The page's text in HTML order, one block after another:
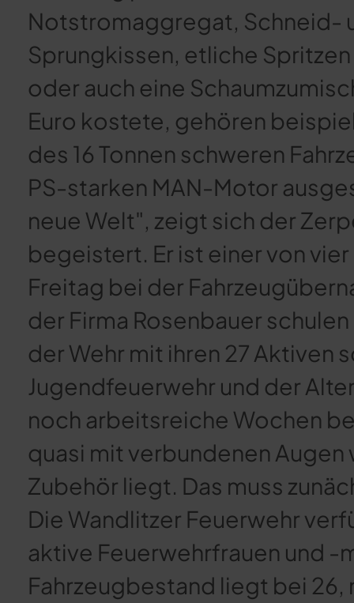
Notstromaggregat, Schneid-
Sprungkissen, etliche
oder auch eine
Euro kostete, gehören
des 16 Tonnen schweren
PS-starken MAN-Motor
neue Welt", zeigt sich der
begeistert. Er ist einer von
Freitag bei der
der Firma Rosenbauer
der Wehr mit ihren 27 Aktiven
Jugendfeuerwehr und der
noch arbeitsreiche Wochen
quasi mit verbundenen
Zubehör liegt. Das muss
Die Wandlitzer Feuerwehr
aktive Feuerwehrfrauen und -
Fahrzeugbestand liegt bei